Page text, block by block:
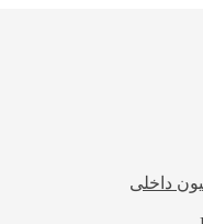
داخلی